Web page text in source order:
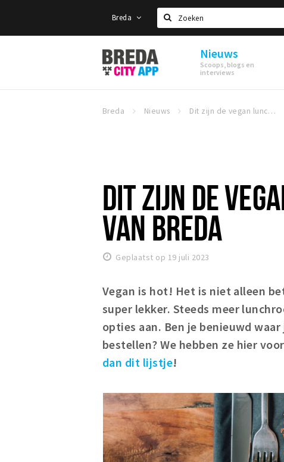
Breda
Zoeken
Stappen
&
Shoppen
Nieuws
Scoops, blogs en
interviews
Breda Nieuws Dit zijn de vegan lunch hotspots van Breda
DIT ZIJN DE
VAN BREDA
Geplaatst op 19 juli 2023
Vegan is hot! Het is niet alleen
super lekker. Steeds meer
opties aan. Ben je benieuwd
bestellen? We hebben ze hier
dan dit lijstje!